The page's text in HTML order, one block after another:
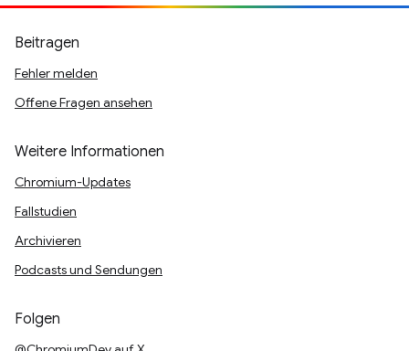
Beitragen
Fehler melden
Offene Fragen ansehen
Weitere Informationen
Chromium-Updates
Fallstudien
Archivieren
Podcasts und Sendungen
Folgen